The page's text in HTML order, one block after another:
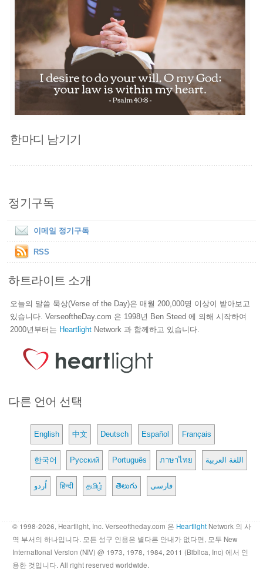
한마디 남기기
정기구독
이메일 정기구독
RSS
하트라이트 소개
오늘의 말씀 묵상(Verse of the Day)은 매월 200,000명 이상이 받아보고
있습니다. VerseoftheDay.com 은 1998년 Ben Steed 에 의해 시작하여
2000년부터는 Heartlight Network 과 함께하고 있습니다.
다른 언어 선택
English 中文 Deutsch Español Français
한국어 Русский Português ภาษาไทย اللغة العربية
اُردو हिन्दी தமிழ் తెలుగు فارسی
© 1998-2026, Heartlight, Inc. Verseoftheday.com 은 Heartlight Network 의 사
역 부서의 하나입니다. 모든 성구 인용은 별다른 안내가 없다면, 모두 New
International Version (NIV) @ 1973, 1978, 1984, 2011 (Biblica, Inc) 에서 인
용한 것입니다. All right reserved worldwide.